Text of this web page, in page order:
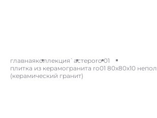
главнаяколлекция `астероro 01
плитка из керамогранита ro01 80x80x10
(керамический гранит)